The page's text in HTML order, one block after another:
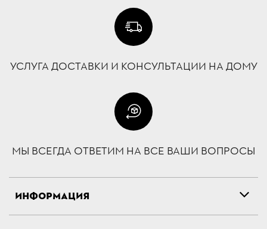
УСЛУГА ДОСТАВКИ И КОНСУЛЬТАЦИИ НА ДОМУ
МЫ ВСЕГДА ОТВЕТИМ НА ВСЕ ВАШИ ВОПРОСЫ
ИНФОРМАЦИЯ